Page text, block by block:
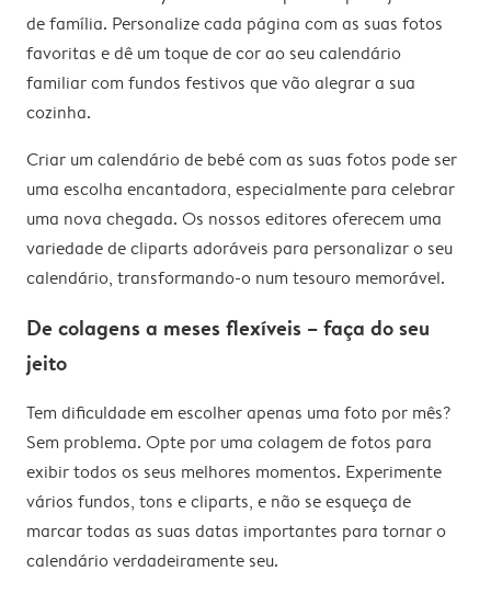
de família. Personalize cada página com as suas fotos
favoritas e dê um toque de cor ao seu calendário
familiar com fundos festivos que vão alegrar a sua
cozinha.
Criar um calendário de bebé com as suas fotos pode ser
uma escolha encantadora, especialmente para celebrar
uma nova chegada. Os nossos editores oferecem uma
variedade de cliparts adoráveis para personalizar o seu
calendário, transformando-o num tesouro memorável.
De colagens a meses flexíveis – faça do seu
jeito
Tem dificuldade em escolher apenas uma foto por mês?
Sem problema. Opte por uma colagem de fotos para
exibir todos os seus melhores momentos. Experimente
vários fundos, tons e cliparts, e não se esqueça de
marcar todas as suas datas importantes para tornar o
calendário verdadeiramente seu.